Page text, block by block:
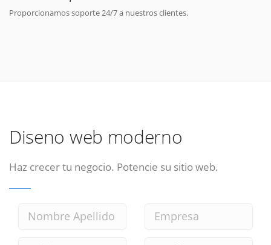
Proporcionamos soporte 24/7 a nuestros clientes.
Diseno web moderno
Haz crecer tu negocio. Potencie su sitio web.